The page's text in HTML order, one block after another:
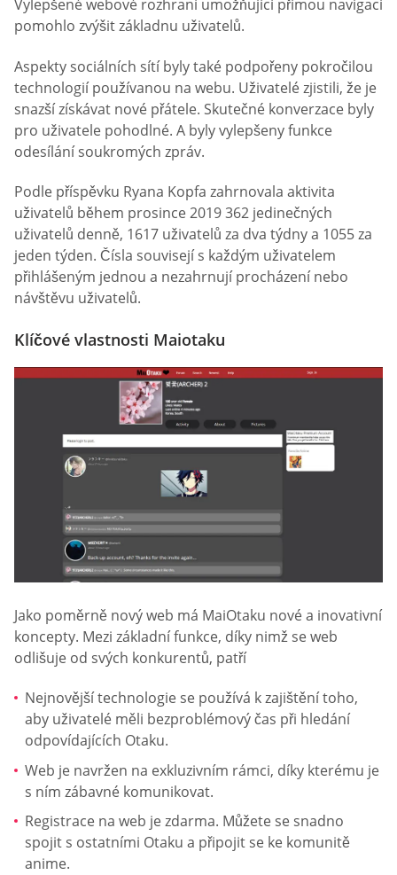
Vylepšené webové rozhraní umožňující přímou navigaci
pomohlo zvýšit základnu uživatelů.
Aspekty sociálních sítí byly také podpořeny pokročilou
technologií používanou na webu. Uživatelé zjistili, že je
snazší získávat nové přátele. Skutečné konverzace byly
pro uživatele pohodlné. A byly vylepšeny funkce
odesílání soukromých zpráv.
Podle příspěvku Ryana Kopfa zahrnovala aktivita
uživatelů během prosince 2019 362 jedinečných
uživatelů denně, 1617 uživatelů za dva týdny a 1055 za
jeden týden. Čísla souvisejí s každým uživatelem
přihlášeným jednou a nezahrnují procházení nebo
návštěvu uživatelů.
Klíčové vlastnosti Maiotaku
Jako poměrně nový web má MaiOtaku nové a inovativní
koncepty. Mezi základní funkce, díky nimž se web
odlišuje od svých konkurentů, patří
Nejnovější technologie se používá k zajištění toho,
aby uživatelé měli bezproblémový čas při hledání
odpovídajících Otaku.
Web je navržen na exkluzivním rámci, díky kterému je
s ním zábavné komunikovat.
Registrace na web je zdarma. Můžete se snadno
spojit s ostatními Otaku a připojit se ke komunitě
anime.